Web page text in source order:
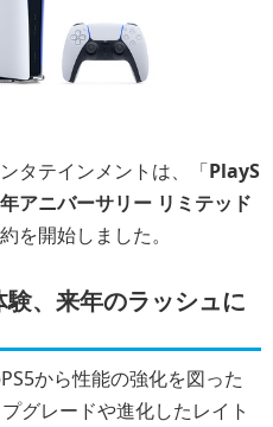
タテインメントは、「PlayS
アニバーサリー リミテッド
を開始しました。
、来年のラッシュに
から性能の強化を図った
グレードや進化したレイト